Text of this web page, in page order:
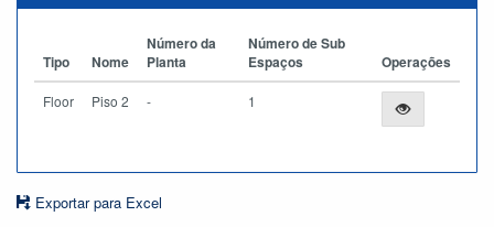
Tipo Nome
Número da
Planta
Número de Sub
Espaços
Operações
Floor Piso 2 - 1
Exportar para Excel